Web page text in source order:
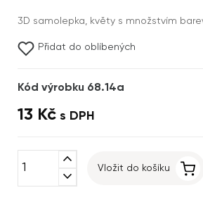
3D samolepka, květy s množstvím
Přidat do oblíbených
Kód výrobku 68.14a
13 Kč s DPH
expand_less
expand_more
Vložit do košíku